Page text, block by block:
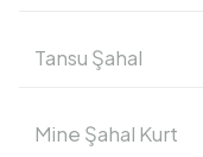
Tansu Şahal
Mine Şahal Kurt
Sebze